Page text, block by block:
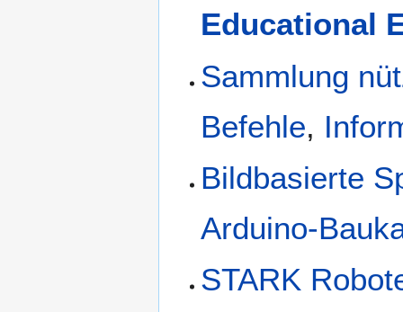
Educational
Sammlung
Befehle,
Bildbasierte
Arduino-
STARK